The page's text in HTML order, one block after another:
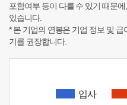
포함여부 등이 다를 수 있기 때문
있습니다.
* 본 기업의 연봉은 기업 정보 및
기를 권장합니다.
입사